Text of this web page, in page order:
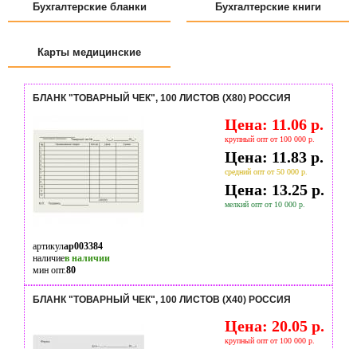
Бухгалтерские бланки Бухгалтерские книги
Карты медицинские
БЛАНК "ТОВАРНЫЙ ЧЕК", 100 ЛИСТОВ (Х80) РОССИЯ
Цена: 11.06 р.
крупный опт от 100 000 р.
Цена: 11.83 р.
средний опт от 50 000 р.
Цена: 13.25 р.
мелкий опт от 10 000 р.
артикулap003384
наличиев наличии
мин опт.80
БЛАНК "ТОВАРНЫЙ ЧЕК", 100 ЛИСТОВ (Х40) РОССИЯ
Цена: 20.05 р.
крупный опт от 100 000 р.